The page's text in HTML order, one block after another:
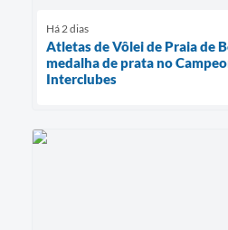
Há 2 dias
Atletas de Vôlei de Praia de
medalha de prata no
Interclubes